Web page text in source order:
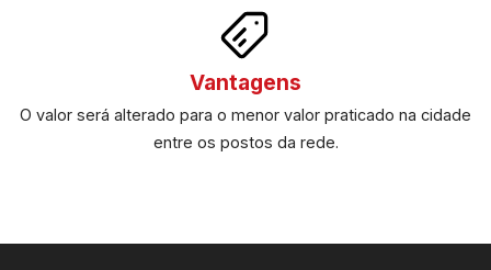
Vantagens
O valor será alterado para o menor valor praticado na cidade
entre os postos da rede.